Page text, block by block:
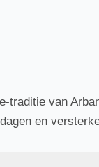
traditie van
en